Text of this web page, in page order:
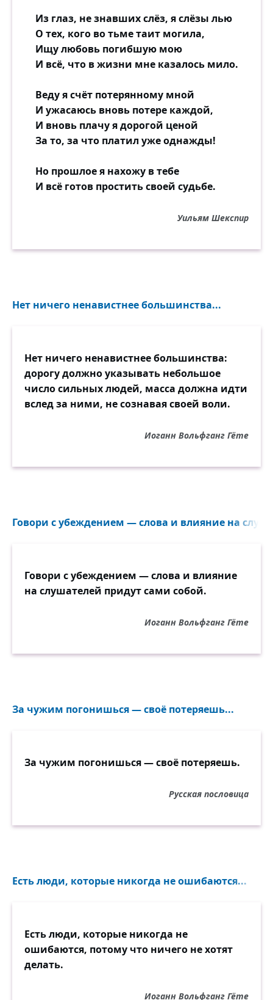
Из глаз, не знавших слёз, я слёзы лью
О тех, кого во тьме таит могила,
Ищу любовь погибшую мою
И всё, что в жизни мне казалось мило.
Веду я счёт потерянному мной
И ужасаюсь вновь потере каждой,
И вновь плачу я дорогой ценой
За то, за что платил уже однажды!
Но прошлое я нахожу в тебе
И всё готов простить своей судьбе.
Уильям Шекспир
Нет ничего ненавистнее большинства...
Нет ничего ненавистнее большинства:
дорогу должно указывать небольшое
число сильных людей, масса должна идти
вслед за ними, не сознавая своей воли.
Иоганн Вольфганг Гёте
Говори с убеждением — слова и влияние на
Говори с убеждением — слова и влияние
на слушателей придут сами собой.
Иоганн Вольфганг Гёте
За чужим погонишься — своё потеряешь...
За чужим погонишься — своё потеряешь.
Русская пословица
Есть люди, которые никогда не ошибаются...
Есть люди, которые никогда не
ошибаются, потому что ничего не хотят
делать.
Иоганн Вольфганг Гёте